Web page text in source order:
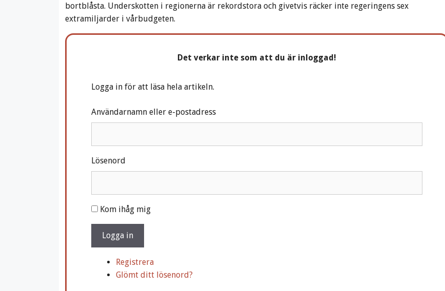
bortblåsta. Underskotten i regionerna är rekordstora och givetvis räcker inte regeringens sex
extramiljarder i vårbudgeten.
Det verkar inte som att du är inloggad!
Logga in för att läsa hela artikeln.
Användarnamn eller e-postadress
Lösenord
A
l
e
Kom ihåg mig
Logga in
Registrera
Glömt ditt lösenord?